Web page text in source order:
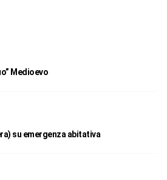
Medioevo
su emergenza abitativa